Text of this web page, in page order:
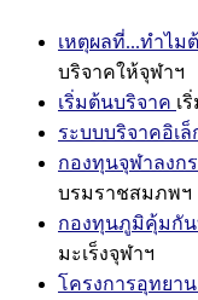
เหตุผลที่...ทำไม
บริจาคให้จุฬาฯ
เริ่มต้นบริจาค เ
ระบบบริจาคอิเ
กองทุนจุฬาลง
บรมราชสมภพฯ
กองทุนภูมิคุ้มกัน
มะเร็งจุฬาฯ
โครงการอุทยา